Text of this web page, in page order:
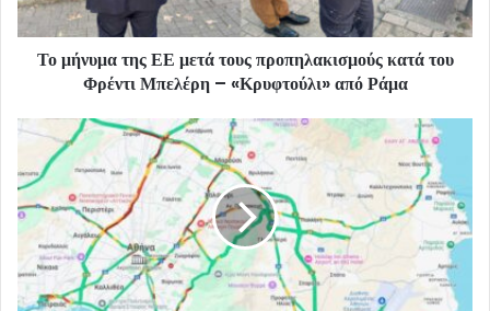
Το μήνυμα της ΕΕ μετά τους προπηλακισμούς κατά του
Φρέντι Μπελέρη – «Κρυφτούλι» από Ράμα